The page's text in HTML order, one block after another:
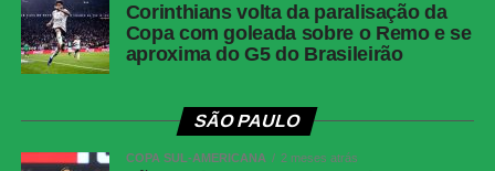
Corinthians volta da paralisação da
Copa com goleada sobre o Remo e se
aproxima do G5 do Brasileirão
SÃO PAULO
COPA SUL-AMERICANA 2 meses atrás